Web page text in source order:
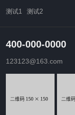
测试1 测试2
400-000-0000
123123@163.com